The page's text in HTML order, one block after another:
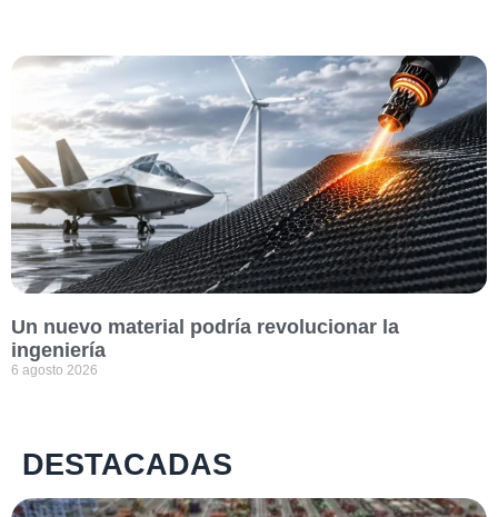
Un nuevo material podría revolucionar la
ingeniería
6 agosto 2026
DESTACADAS